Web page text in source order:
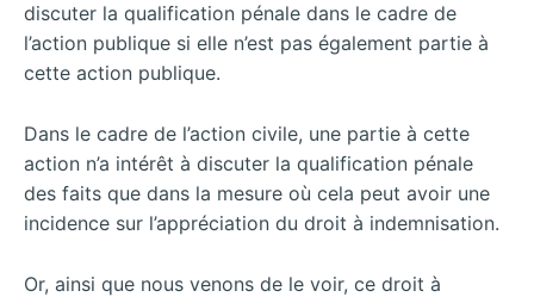
discuter la qualification pénale dans le cadre de
l’action publique si elle n’est pas également partie à
cette action publique.
Dans le cadre de l’action civile, une partie à cette
action n’a intérêt à discuter la qualification pénale
des faits que dans la mesure où cela peut avoir une
incidence sur l’appréciation du droit à indemnisation.
Or, ainsi que nous venons de le voir, ce droit à